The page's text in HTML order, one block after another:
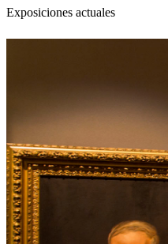
Exposiciones actuales